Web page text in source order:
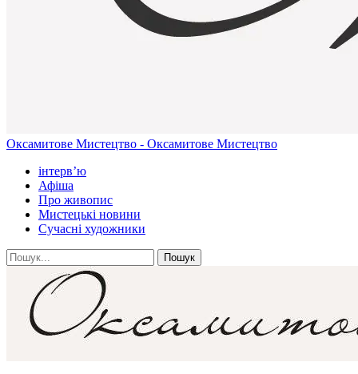
Оксамитове Мистецтво - Оксамитове Мистецтво
інтерв’ю
Афіша
Про живопис
Мистецькі новини
Сучасні художники